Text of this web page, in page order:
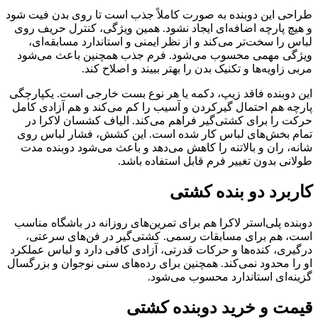
طراحی این دوبنده به‌ صورت کاملاً جذب است تا روی بدن فیت شود
و هیچ پارچه اضافه‌ای ایجاد نشود. همین ویژگی، کنترل حریف روی
لباس را سخت‌تر می‌کند و از نظر ایمنی و استاندارد مسابقه‌ای،
ویژگی مهمی محسوب می‌شود. فرم جذب همچنین باعث می‌شود
مربی زاویه‌ها و تکنیک بدن را بهتر ببیند و اصلاح کند.
این دوبنده فاقد زیپ، دکمه یا هر نوع بست خارجی است. یکپارچگی
پارچه هم احتمال گیرکردن و آسیب را کم می‌کند و هم آزادی کامل
حرکت را برای کشتی‌گیر فراهم می‌کند. الیاف کشسان لاکرا در
تمام بخش‌های لباس کار شده است. این کشش، فشار لباس روی
شانه، ران و بالاتنه را کاهش می‌دهد و باعث می‌شود دوبنده مدت
طولانی بدون تغییر فرم قابل استفاده باشد.
کاربرد دو بنده کشتی
دوبنده پلی‌استر لاکرا هم برای تمرین‌های روزانه در باشگاه مناسب
است، هم برای مسابقات رسمی. کشتی‌گیر در فن‌های سرعتی،
درگیری، کنده‌ها و حرکات قدرتی، آزادی کافی دارد و لباس عملکرد
او را محدود نمی‌کند. همچنین برای رده‌های سنی نوجوان و بزرگسال
گزینه‌ای استاندارد محسوب می‌شود.
قیمت و خرید دوبنده کشتی